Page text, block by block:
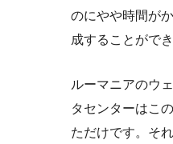
のにやや時間が
成することができ
ルーマニアのウ
タセンターはこ
ただけです。そ